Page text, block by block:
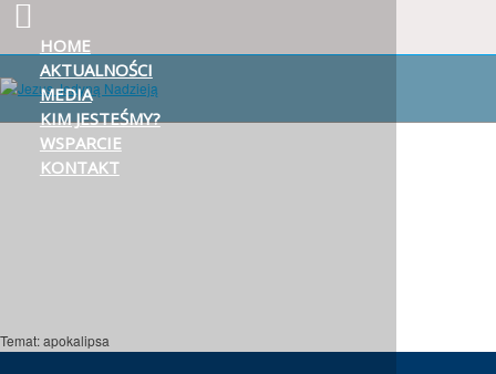
Temat: apokalipsa
HOME
AKTUALNOŚCI
MEDIA
KIM JESTEŚMY?
WSPARCIE
KONTAKT